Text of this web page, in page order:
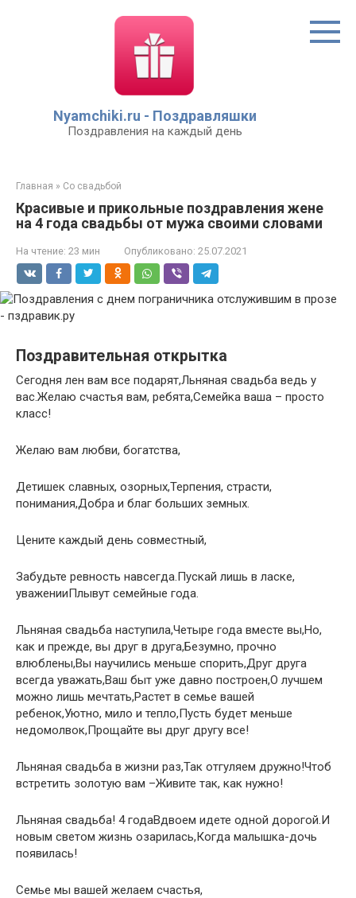
Nyamchiki.ru - Поздравляшки
Поздравления на каждый день
Главная » Со свадьбой
Красивые и прикольные поздравления жене
на 4 года свадьбы от мужа своими словами
На чтение: 23 мин Опубликовано: 25.07.2021
Поздравительная открытка
Сегодня лен вам все подарят,Льняная свадьба ведь у
вас.Желаю счастья вам, ребята,Семейка ваша – просто
класс!
Желаю вам любви, богатства,
Детишек славных, озорных,Терпения, страсти,
понимания,Добра и благ больших земных.
Цените каждый день совместный,
Забудьте ревность навсегда.Пускай лишь в ласке,
уваженииПлывут семейные года.
Льняная свадьба наступила,Четыре года вместе вы,Но,
как и прежде, вы друг в друга,Безумно, прочно
влюблены,Вы научились меньше спорить,Друг друга
всегда уважать,Ваш быт уже давно построен,О лучшем
можно лишь мечтать,Растет в семье вашей
ребенок,Уютно, мило и тепло,Пусть будет меньше
недомолвок,Прощайте вы друг другу все!
Льняная свадьба в жизни раз,Так отгуляем дружно!Чтоб
встретить золотую вам –Живите так, как нужно!
Льняная свадьба! 4 годаВдвоем идете одной дорогой.И
новым светом жизнь озарилась,Когда малышка-дочь
появилась!
Семье мы вашей желаем счастья,